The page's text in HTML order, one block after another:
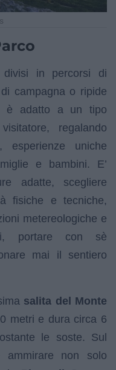
in percorsi di
campagna o ripide
è adatto a un tipo
regalando
esperienze uniche
e bambini. E’
adatte, scegliere
fisiche e tecniche,
metereologiche e
portare con sè
mai il sentiero
salita del Monte
metri e dura circa 6
le soste. Sul
ammirare non solo